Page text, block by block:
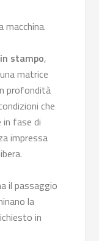
stampo,
matrice
profondità
che
in fase di
impressa
il passaggio
la
in